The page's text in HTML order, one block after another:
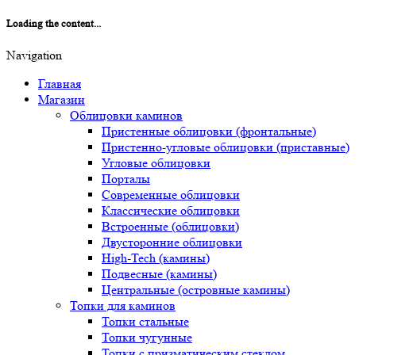
Loading the content...
Navigation
Главная
Магазин
Облицовки каминов
Пристенные облицовки (фронтальные)
Пристенно-угловые облицовки (приставные)
Угловые облицовки
Порталы
Современные облицовки
Классические облицовки
Встроенные (облицовки)
Двусторонние облицовки
High-Tech (камины)
Подвесные (камины)
Центральные (островные камины)
Топки для каминов
Топки стальные
Топки чугунные